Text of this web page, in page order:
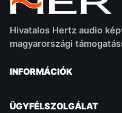
Hivatalos Hertz audio
magyarországi
INFORMÁCIÓK
ÜGYFÉLSZOLGÁLAT